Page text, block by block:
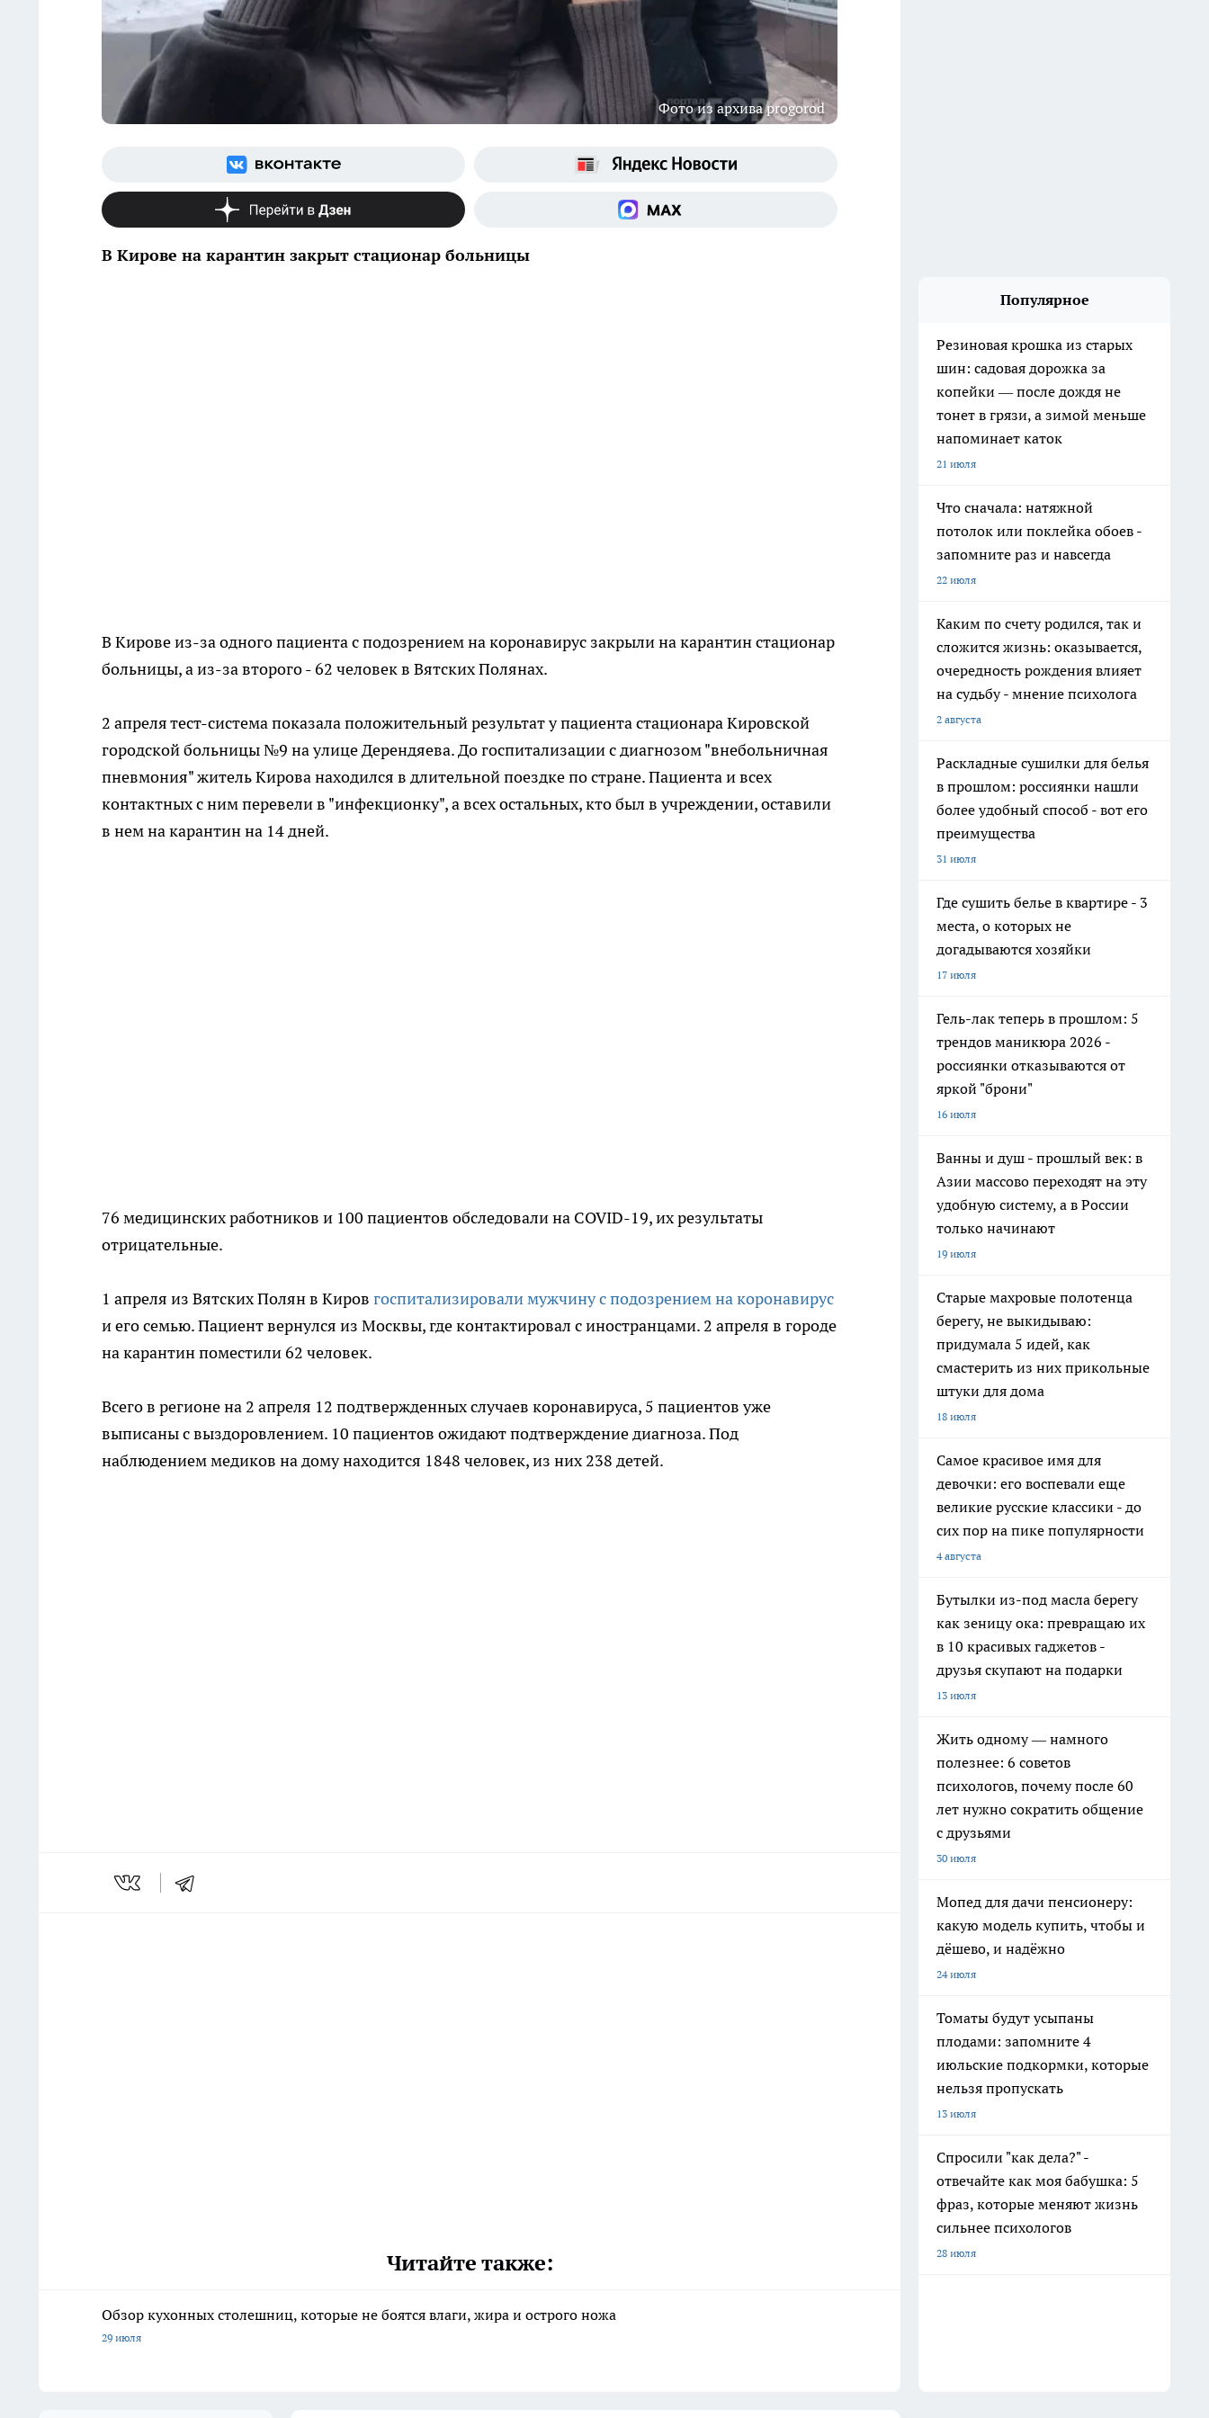
Фото из архива progorod
В Кирове на карантин закрыт стационар больницы
В Кирове из-за одного пациента с подозрением на коронавирус закрыли на карантин стационар
больницы, а из-за второго - 62 человек в Вятских Полянах.
2 апреля тест-система показала положительный результат у пациента стационара Кировской
городской больницы №9 на улице Дерендяева. До госпитализации с диагнозом "внебольничная
пневмония" житель Кирова находился в длительной поездке по стране. Пациента и всех
контактных с ним перевели в "инфекционку", а всех остальных, кто был в учреждении, оставили
в нем на карантин на 14 дней.
76 медицинских работников и 100 пациентов обследовали на COVID-19, их результаты
отрицательные.
1 апреля из Вятских Полян в Киров госпитализировали мужчину с подозрением на коронавирус
и его семью. Пациент вернулся из Москвы, где контактировал с иностранцами. 2 апреля в городе
на карантин поместили 62 человек.
Всего в регионе на 2 апреля 12 подтвержденных случаев коронавируса, 5 пациентов уже
выписаны с выздоровлением. 10 пациентов ожидают подтверждение диагноза. Под
наблюдением медиков на дому находится 1848 человек, из них 238 детей.
Читайте также:
Обзор кухонных столешниц, которые не боятся влаги, жира и острого ножа
29 июля
Популярное
Резиновая крошка из старых
шин: садовая дорожка за
копейки — после дождя не
тонет в грязи, а зимой меньше
напоминает каток
21 июля
Что сначала: натяжной
потолок или поклейка обоев -
запомните раз и навсегда
22 июля
Каким по счету родился, так и
сложится жизнь: оказывается,
очередность рождения влияет
на судьбу - мнение психолога
2 августа
Раскладные сушилки для белья
в прошлом: россиянки нашли
более удобный способ - вот его
преимущества
31 июля
Где сушить белье в квартире - 3
места, о которых не
догадываются хозяйки
17 июля
Гель-лак теперь в прошлом: 5
трендов маникюра 2026 -
россиянки отказываются от
яркой "брони"
16 июля
Ванны и душ - прошлый век: в
Азии массово переходят на эту
удобную систему, а в России
только начинают
19 июля
Старые махровые полотенца
берегу, не выкидываю:
придумала 5 идей, как
смастерить из них прикольные
штуки для дома
18 июля
Самое красивое имя для
девочки: его воспевали еще
великие русские классики - до
сих пор на пике популярности
4 августа
Бутылки из-под масла берегу
как зеницу ока: превращаю их
в 10 красивых гаджетов -
друзья скупают на подарки
13 июля
Жить одному — намного
полезнее: 6 советов
психологов, почему после 60
лет нужно сократить общение
с друзьями
30 июля
Мопед для дачи пенсионеру:
какую модель купить, чтобы и
дёшево, и надёжно
24 июля
Томаты будут усыпаны
плодами: запомните 4
июльские подкормки, которые
нельзя пропускать
13 июля
Спросили "как дела?" -
отвечайте как моя бабушка: 5
фраз, которые меняют жизнь
сильнее психологов
28 июля